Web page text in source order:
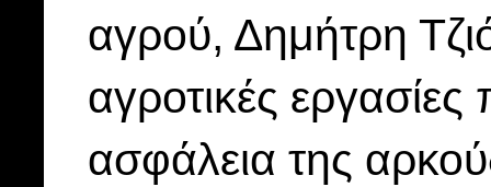
αγρού, Δημήτρη
αγροτικές
ασφάλεια της